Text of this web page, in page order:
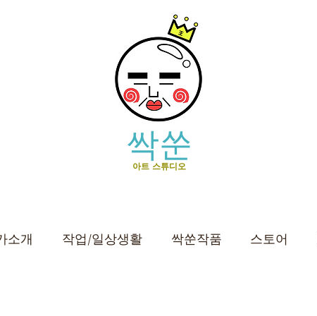
싹쑨
아트 스튜디오
소개 작업/일상생활 싹쑨작품 스토어